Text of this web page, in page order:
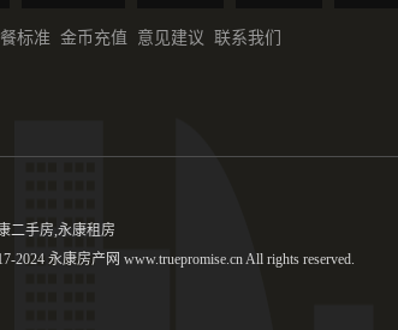
标准 金币充值 意见建议 联系我们
二手房,永康租房
2024 永康房产网 www.truepromise.cn All rights reserved.